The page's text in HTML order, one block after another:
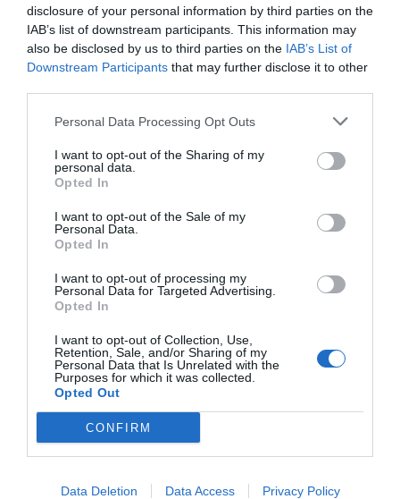
disclosure of your personal information by third parties on the
IAB’s list of downstream participants. This information may
also be disclosed by us to third parties on the IAB’s List of
Downstream Participants that may further disclose it to other
Personal Data Processing Opt Outs
I want to opt-out of the Sharing of my
personal data.
Opted In
I want to opt-out of the Sale of my
Personal Data.
Opted In
I want to opt-out of processing my
Personal Data for Targeted Advertising.
Opted In
I want to opt-out of Collection, Use,
Retention, Sale, and/or Sharing of my
Personal Data that Is Unrelated with the
Purposes for which it was collected.
Opted Out
CONFIRM
Data Deletion Data Access Privacy Policy
2Playbook
La Justicia multa con más de 43 millones a una de
las mayores redes de piratería audiovisual